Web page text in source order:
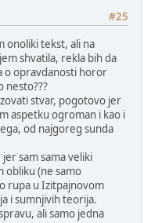
#25
onoliki tekst, ali na
shvatila, rekla bih da
o opravdanosti horor
nesto???
stvar, pogotovo jer
aspetku ogroman i kao i
od najgoreg sunda
jer sam sama veliki
obliku (ne samo
rupa u Izitpajnovom
i sumnjivih teorija.
ali samo jedna